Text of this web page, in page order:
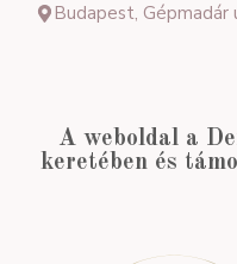
Budapest, Gépmadár
A weboldal a
keretében és